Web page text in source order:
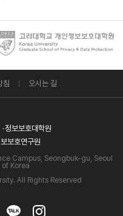
침 오시는 길
정보보호대학원
보호연구원
Campus, Seongbuk-gu, Seoul
Korea
All Rights Reserved